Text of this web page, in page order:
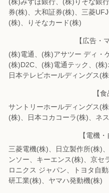
券(株)、 大和証券(株)、三菱
(株)、りそなカード(株)
【広告・
(株)電通、(株)アサツー ディ・
(株)D2C、 (株)電通テック、(株)
日本テレビホールディングス(株
【食
サントリーホールディングス(
(株)、
日本コカコーラ(株)、ネ
【電機・
三菱電機(株)、日立製作所(株)
ンソー、 キーエンス(株)、京セ
ロニクス ジャパン、
トヨタ自
研工業(株)、ヤマハ発動機(株)